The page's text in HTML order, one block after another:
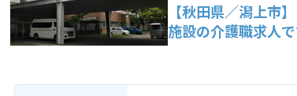
【秋田県／潟上市
施設の介護職求人